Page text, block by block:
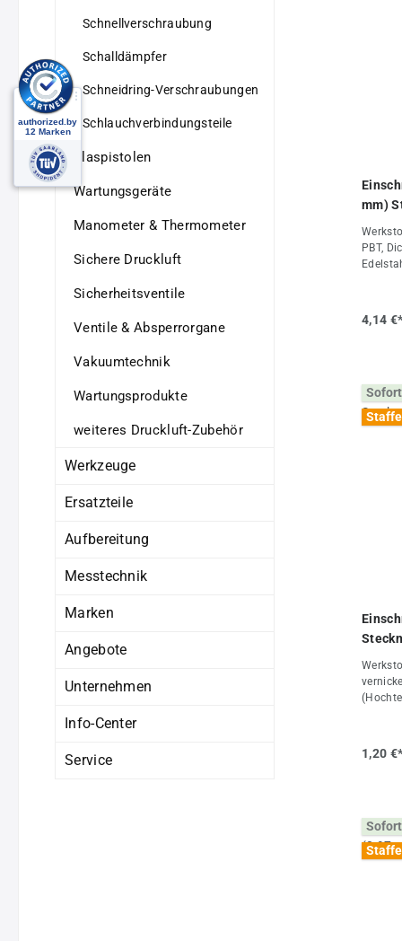
Schnellverschraubung
Schalldämpfer
Schneidring-Verschraubungen
Schlauchverbindungsteile
Blaspistolen
Wartungsgeräte
Manometer & Thermometer
Sichere Druckluft
Sicherheitsventile
Ventile & Absperrorgane
Vakuumtechnik
Wartungsprodukte
weiteres Druckluft-Zubehör
Werkzeuge
Ersatzteile
Aufbereitung
Messtechnik
Marken
Angebote
Unternehmen
Info-Center
Service
mm)
PBT,
4,14 €*
1,20 €*